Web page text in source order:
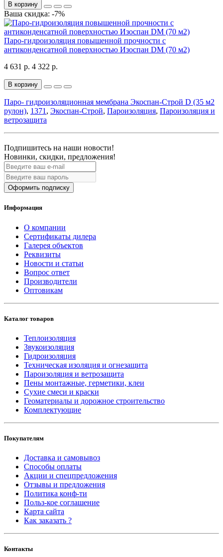
В корзину
Ваша скидка: -7%
Паро-гидроизоляция повышенной прочности с
антиконденсатной поверхностью Изоспан DM (70 м2)
4 631 р. 4 322 р.
В корзину
Паро- гидроизоляционная мембрана Экоспан-Строй D (35 м2
рулон), 1371 , Экоспан-Строй, Пароизоляция, Пароизоляция и
ветрозащита
Подпишитесь на наши новости!
Новинки, скидки, предложения!
Оформить подписку
Информация
О компании
Сертификаты дилера
Галерея объектов
Реквизиты
Новости и статьи
Вопрос ответ
Производители
Оптовикам
Каталог товаров
Теплоизоляция
Звукоизоляция
Гидроизоляция
Техническая изоляция и огнезащита
Пароизоляция и ветрозащита
Пены монтажные, герметики, клеи
Сухие смеси и краски
Геоматериалы и дорожное строительство
Комплектующие
Покупателям
Доставка и самовывоз
Способы оплаты
Акции и спецпредложения
Отзывы и предложения
Политика конф-ти
Польз-кое соглашение
Карта сайта
Как заказать ?
Контакты